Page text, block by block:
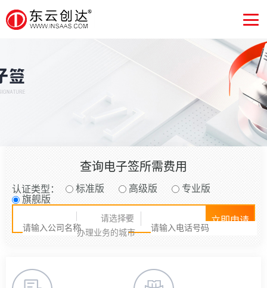
域名注册
虚拟主机
SSL证书
企业应用
SSL证书
企业应用
查询电子签所需费用
认证类型： 标准版 高级版
专业版
旗舰版
请选择要
办理业务的城市
立即申请